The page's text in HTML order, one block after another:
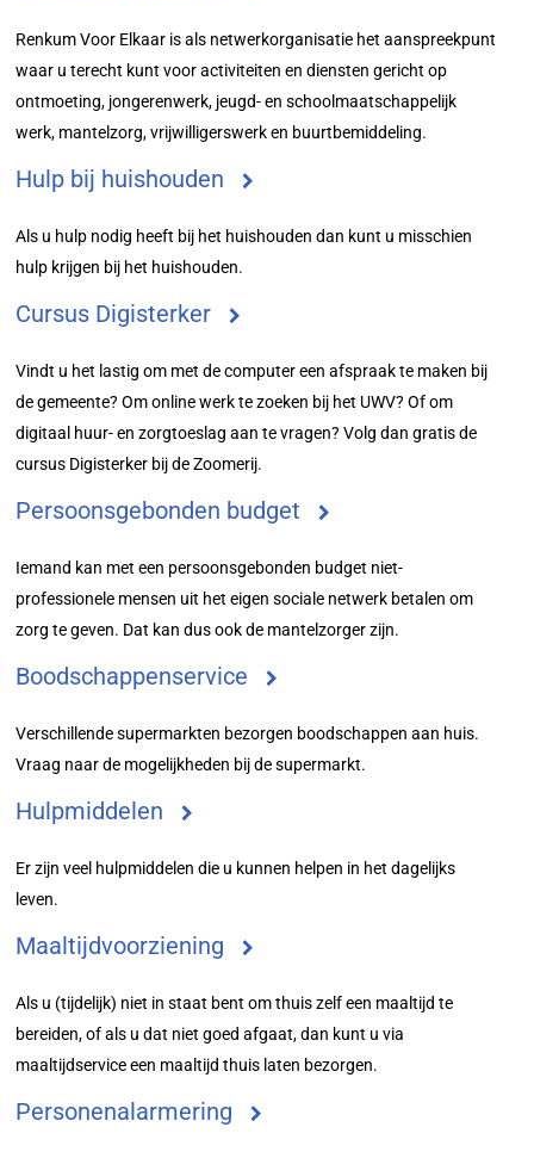
Renkum Voor Elkaar is als netwerkorganisatie het aanspreekpunt
waar u terecht kunt voor activiteiten en diensten gericht op
ontmoeting, jongerenwerk, jeugd- en schoolmaatschappelijk
werk, mantelzorg, vrijwilligerswerk en buurtbemiddeling.
Hulp bij huishouden
Als u hulp nodig heeft bij het huishouden dan kunt u misschien
hulp krijgen bij het huishouden.
Cursus Digisterker
Vindt u het lastig om met de computer een afspraak te maken bij
de gemeente? Om online werk te zoeken bij het UWV? Of om
digitaal huur- en zorgtoeslag aan te vragen? Volg dan gratis de
cursus Digisterker bij de Zoomerij.
Persoonsgebonden budget
Iemand kan met een persoonsgebonden budget niet-
professionele mensen uit het eigen sociale netwerk betalen om
zorg te geven. Dat kan dus ook de mantelzorger zijn.
Boodschappenservice
Verschillende supermarkten bezorgen boodschappen aan huis.
Vraag naar de mogelijkheden bij de supermarkt.
Hulpmiddelen
Er zijn veel hulpmiddelen die u kunnen helpen in het dagelijks
leven.
Maaltijdvoorziening
Als u (tijdelijk) niet in staat bent om thuis zelf een maaltijd te
bereiden, of als u dat niet goed afgaat, dan kunt u via
maaltijdservice een maaltijd thuis laten bezorgen.
Personenalarmering